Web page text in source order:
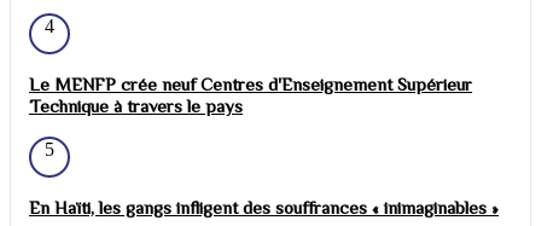
4
Le MENFP crée neuf Centres d'Enseignement Supérieur
Technique à travers le pays
5
En Haïti, les gangs infligent des souffrances « inimaginables »